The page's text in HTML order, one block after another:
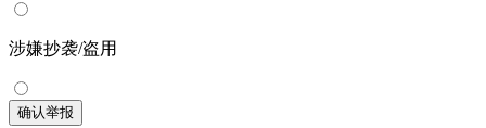
涉嫌抄袭/盗用
确认举报